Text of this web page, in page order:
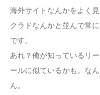
海外サイトなんかをよく
クラドなんかと並んで常
です。
あれ？俺が知っているリ
ールに似ているかも。な
ん。